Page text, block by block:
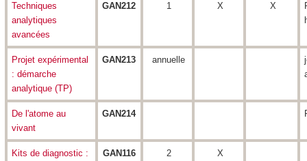
Techniques
analytiques
avancées
GAN212 1 X X
Projet expérimental
: démarche
analytique (TP)
GAN213 annuelle
De l'atome au
vivant
GAN214
Kits de diagnostic :
GAN116 2 X